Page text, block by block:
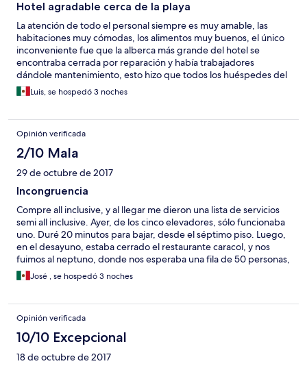
Hotel agradable cerca de la playa
La atención de todo el personal siempre es muy amable, las
habitaciones muy cómodas, los alimentos muy buenos, el único
inconveniente fue que la alberca más grande del hotel se
encontraba cerrada por reparación y había trabajadores
dándole mantenimiento, esto hizo que todos los huéspedes del
hotel se concentraran en 2 albercas pequeñas siendo
insuficientes para tanta gente, ya que el hotel estaba a su
disfrutar cómodamente de la alberca. Los niños son los más
afectados por no caber todos en las alberquitas.
Luis, se hospedó 3 noches
Opinión verificada
2/10 Mala
29 de octubre de 2017
Incongruencia
Compre all inclusive, y al llegar me dieron una lista de servicios
semi all inclusive. Ayer, de los cinco elevadores, sólo funcionaba
uno. Duré 20 minutos para bajar, desde el séptimo piso. Luego,
en el desayuno, estaba cerrado el restaurante caracol, y nos
fuimos al neptuno, donde nos esperaba una fila de 50 personas,
para pedir huevos cocinados al momento. Llegamos a las 8.15
horas, y nos sentamos a la mesa a las 9. La comida fue repetitiva,
que estuvimos. En fin, el caos.
José , se hospedó 3 noches
Opinión verificada
10/10 Excepcional
18 de octubre de 2017